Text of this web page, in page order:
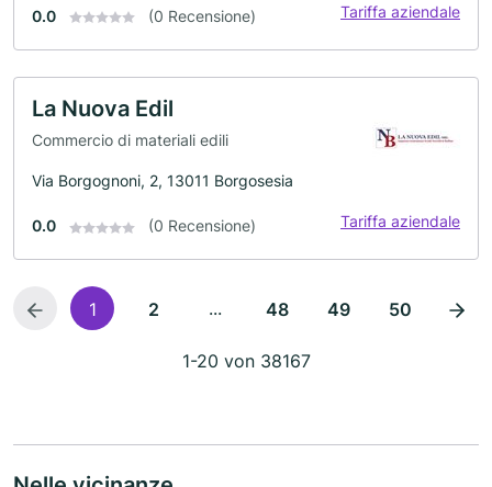
0.0 (0 Recensione) Tariffa aziendale
La Nuova Edil
Commercio di materiali edili
Via Borgognoni, 2, 13011 Borgosesia
0.0 (0 Recensione) Tariffa aziendale
1 2 ... 48 49 50
1-20 von 38167